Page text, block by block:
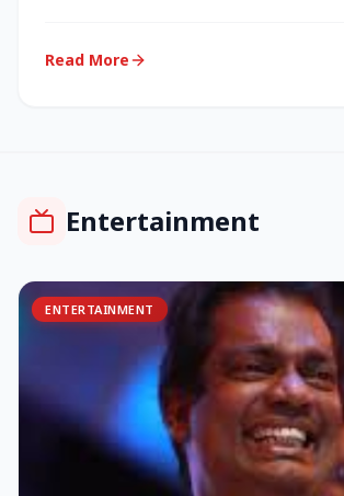
Read More
Entertainment
ENTERTAINMENT